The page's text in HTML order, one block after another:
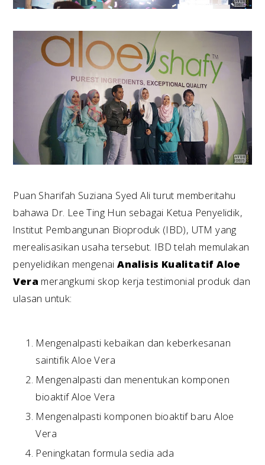
Puan Sharifah Suziana Syed Ali turut memberitahu
bahawa Dr. Lee Ting Hun sebagai Ketua Penyelidik,
lnstitut Pembangunan Bioproduk (IBD), UTM yang
merealisasikan usaha tersebut. IBD telah memulakan
penyelidikan mengenaiAnalisis Kualitatif Aloe
Vera merangkumi skop kerja testimonial produk dan
ulasan untuk:
Mengenalpasti kebaikan dan keberkesanan
saintifik Aloe Vera
Mengenalpasti dan menentukan komponen
bioaktif Aloe Vera
Mengenalpasti komponen bioaktif baru Aloe
Vera
Peningkatan formula sedia ada